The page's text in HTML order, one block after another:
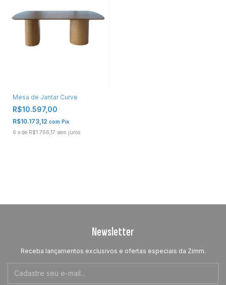
Mesa de Jantar Curve
R$10.597,00
R$10.173,12 com Pix
6 x de R$1.766,17 sem juros
Newsletter
Receba lançamentos exclusivos e ofertas especiais da Zimm.